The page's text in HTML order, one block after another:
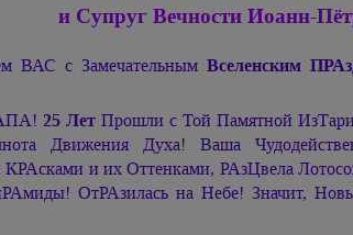
и Супруг Вечности Иоанн-
ВАС с Замечательным Вселенским
25 ЛетПрошли с Той Памятной
Движения Духа! Ваша
и их Оттенками, РАзЦвела
ОтРАзилась на Небе! Значит,